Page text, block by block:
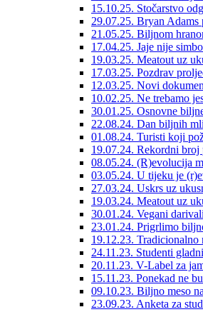
15.10.25. Stočarstvo
29.07.25. Bryan Adams
21.05.25. Biljnom
17.04.25. Jaje nije
19.03.25. Meatout uz
17.03.25. Pozdrav
12.03.25. Novi
10.02.25. Ne trebamo
30.01.25. Osnovne
22.08.24. Dan biljnih
01.08.24. Turisti koji
19.07.24. Rekordni broj
08.05.24. (R)evolucija
03.05.24. U tijeku je
27.03.24. Uskrs uz
19.03.24. Meatout uz
30.01.24. Vegani
23.01.24. Prigrlimo
19.12.23. Tradicionalno
24.11.23. Studenti
20.11.23. V-Label za
15.11.23. Ponekad ne
09.10.23. Biljno meso
23.09.23. Anketa za